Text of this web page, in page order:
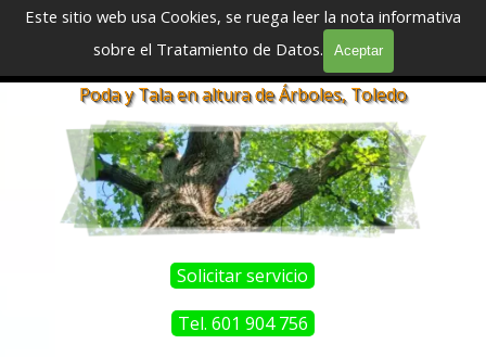
Este sitio web usa Cookies, se ruega leer la nota informativa
sobre el Tratamiento de Datos.
Aceptar
Vaya al Contenido
Saltar menúPodadores y Taladores Profesionales
Poda y Tala en altura de Árboles, Toledo
Solicitar servicio
Tel. 601 904 756